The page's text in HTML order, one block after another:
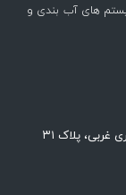
های آب بندی و
پلاک ۳۱